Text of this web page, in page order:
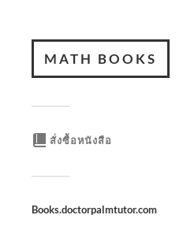
MATH BOOKS
สั่งซื้อหนังสือ
Books.doctorpalmtutor.com